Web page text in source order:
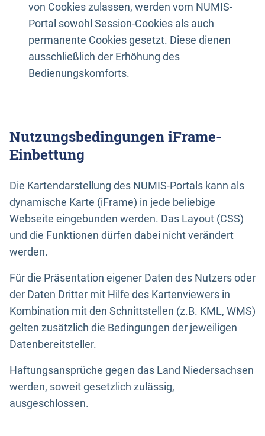
von Cookies zulassen, werden vom NUMIS-
Portal sowohl Session-Cookies als auch
permanente Cookies gesetzt. Diese dienen
ausschließlich der Erhöhung des
Bedienungskomforts.
Nutzungsbedingungen iFrame-
Einbettung
Die Kartendarstellung des NUMIS-Portals kann als
dynamische Karte (iFrame) in jede beliebige
Webseite eingebunden werden. Das Layout (CSS)
und die Funktionen dürfen dabei nicht verändert
werden.
Für die Präsentation eigener Daten des Nutzers oder
der Daten Dritter mit Hilfe des Kartenviewers in
Kombination mit den Schnittstellen (z.B. KML, WMS)
gelten zusätzlich die Bedingungen der jeweiligen
Datenbereitsteller.
Haftungsansprüche gegen das Land Niedersachsen
werden, soweit gesetzlich zulässig,
ausgeschlossen.